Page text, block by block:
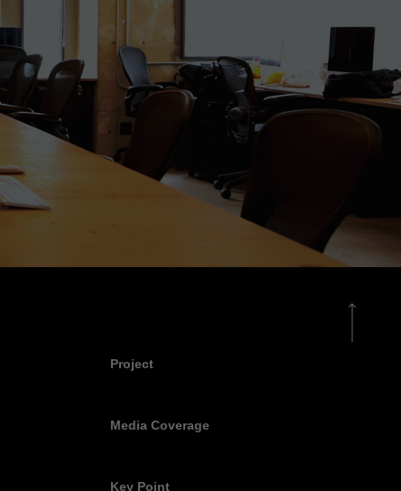
Project
Media Coverage
Key Point